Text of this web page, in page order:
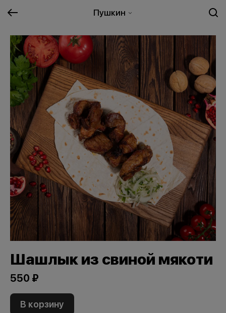
Пушкин
Шашлык из свиной мякоти
550 ₽
В корзину